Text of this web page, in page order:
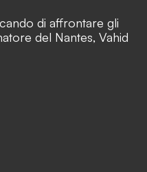
di affrontare gli
del Nantes, Vahid